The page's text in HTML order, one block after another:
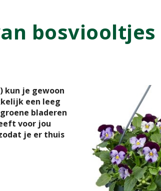
bosviooltjes
kun je gewoon
een leeg
bladeren
voor jou
je er thuis